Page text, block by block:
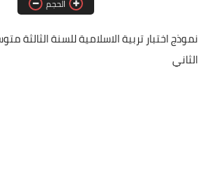
مسابقة الشبه
الحجم
الثاني